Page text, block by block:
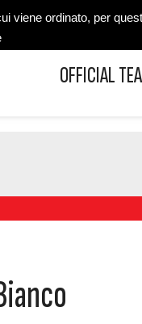
viene ordinato, per
OFFICIAL